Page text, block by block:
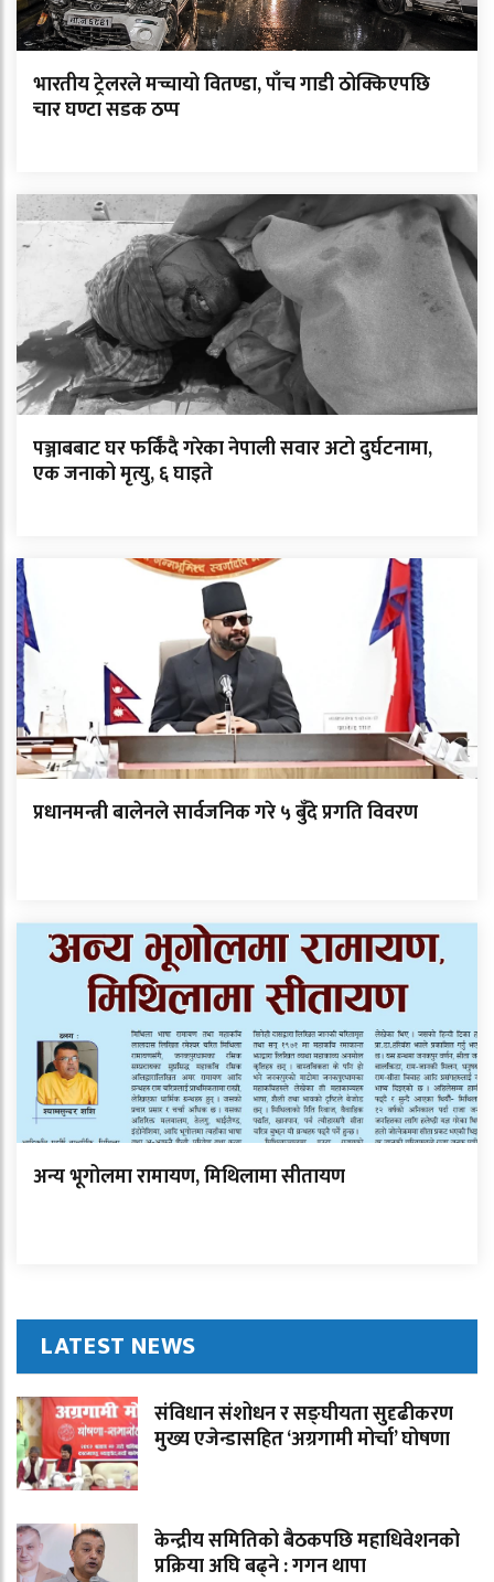
भारतीय ट्रेलरले मच्चायो वितण्डा, पाँच गाडी ठोक्किएपछि
चार घण्टा सडक ठप्प
पञ्जाबबाट घर फर्किंदै गरेका नेपाली सवार अटो दुर्घटनामा,
एक जनाको मृत्यु, ६ घाइते
प्रधानमन्त्री बालेनले सार्वजनिक गरे ५ बुँदे प्रगति विवरण
अन्य भूगोलमा रामायण, मिथिलामा सीतायण
LATEST NEWS
संविधान संशोधन र सङ्घीयता सुदृढीकरण
मुख्य एजेन्डासहित ‘अग्रगामी मोर्चा’ घोषणा
केन्द्रीय समितिको बैठकपछि महाधिवेशनको
प्रक्रिया अघि बढ्ने : गगन थापा